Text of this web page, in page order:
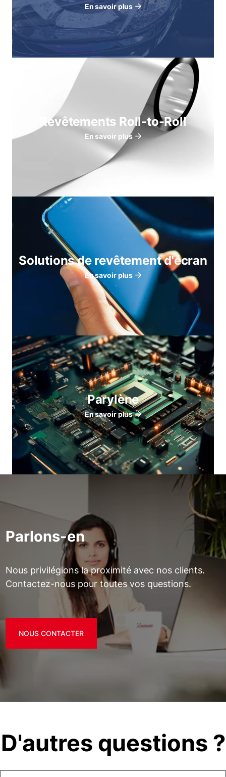
En savoir plus
Revêtements Roll-to-Roll
En savoir plus
Solutions de revêtement d'écran
En savoir plus
Parylène
En savoir plus
Parlons-en
Nous privilégions la proximité avec nos clients.
Contactez-nous pour toutes vos questions.
NOUS CONTACTER
D'autres questions ?